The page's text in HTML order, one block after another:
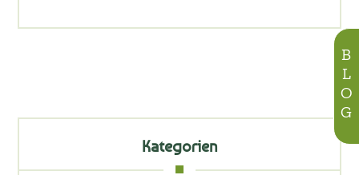
BLOG
Kategorien